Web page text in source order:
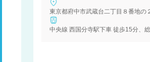
東京都府中市武蔵台二丁目８番地の
中央線 西国分寺駅下車 徒歩15分、